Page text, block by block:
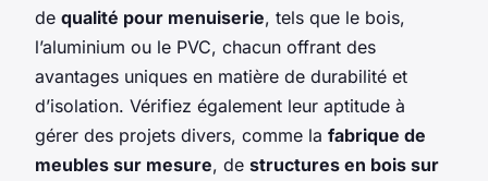
de qualité pour menuiserie, tels que le bois,
l’aluminium ou le PVC, chacun offrant des
avantages uniques en matière de durabilité et
d’isolation. Vérifiez également leur aptitude à
gérer des projets divers, comme la fabrique de
meubles sur mesure, de structures en bois sur